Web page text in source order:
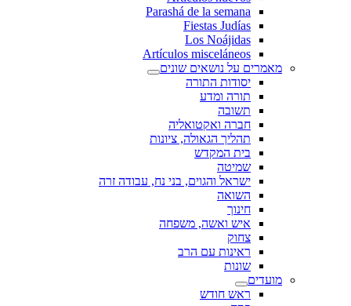
Parashá de la semana
Fiestas Judías
Los Noájidas
Artículos misceláneos
מאמרים על נושאים שונים
יסודות התורה
תורה ומדע
תשובה
חברה ואקטואליה
תהליך הגאולה, ציונות
בית המקדש
שמיטה
ישראל והגוים, בני נח, עבודה זרה
השואה
חינוך
איש ואשה, משפחה
צחוק
ראינות עם הרב
שונות
מועדים
ראש חודש